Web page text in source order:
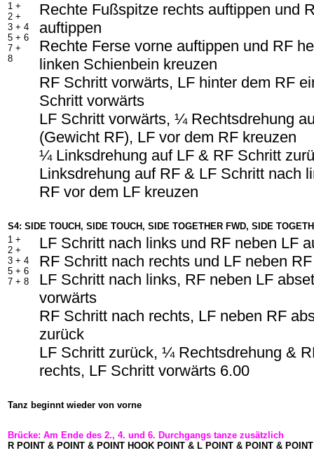
1 +
2 +
3 + 4
5 + 6
7 +
8
Rechte Fußspitze rechts auftippen und
auftippen
Rechte Ferse vorne auftippen und RF
linken Schienbein kreuzen
RF Schritt vorwärts, LF hinter dem RF
Schritt vorwärts
LF Schritt vorwärts, ¼ Rechtsdrehung
(Gewicht RF), LF vor dem RF kreuzen
¼ Linksdrehung auf LF & RF Schritt
Linksdrehung auf RF & LF Schritt nach
RF vor dem LF kreuzen
S4: SIDE TOUCH, SIDE TOUCH, SIDE TOGETHER FWD, SIDE
1 +
2 +
3 + 4
5 + 6
7 + 8
LF Schritt nach links und RF neben LF
RF Schritt nach rechts und LF neben
LF Schritt nach links, RF neben LF
vorwärts
RF Schritt nach rechts, LF neben RF
zurück
LF Schritt zurück, ¼ Rechtsdrehung &
rechts, LF Schritt vorwärts 6.00
Tanz beginnt wieder von vorne
Brücke: Am Ende des 2., 4. und 6. Durchgangs tanze zusätzlich
R POINT & POINT & POINT HOOK POINT & L POINT & POINT &